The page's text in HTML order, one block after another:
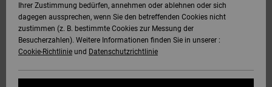
Ihrer Zustimmung bedürfen, annehmen oder ablehnen oder sich
dagegen aussprechen, wenn Sie den betreffenden Cookies nicht
zustimmen (z. B. bestimmte Cookies zur Messung der
Besucherzahlen). Weitere Informationen finden Sie in unserer :
Cookie-Richtlinie und Datenschutzrichtlinie